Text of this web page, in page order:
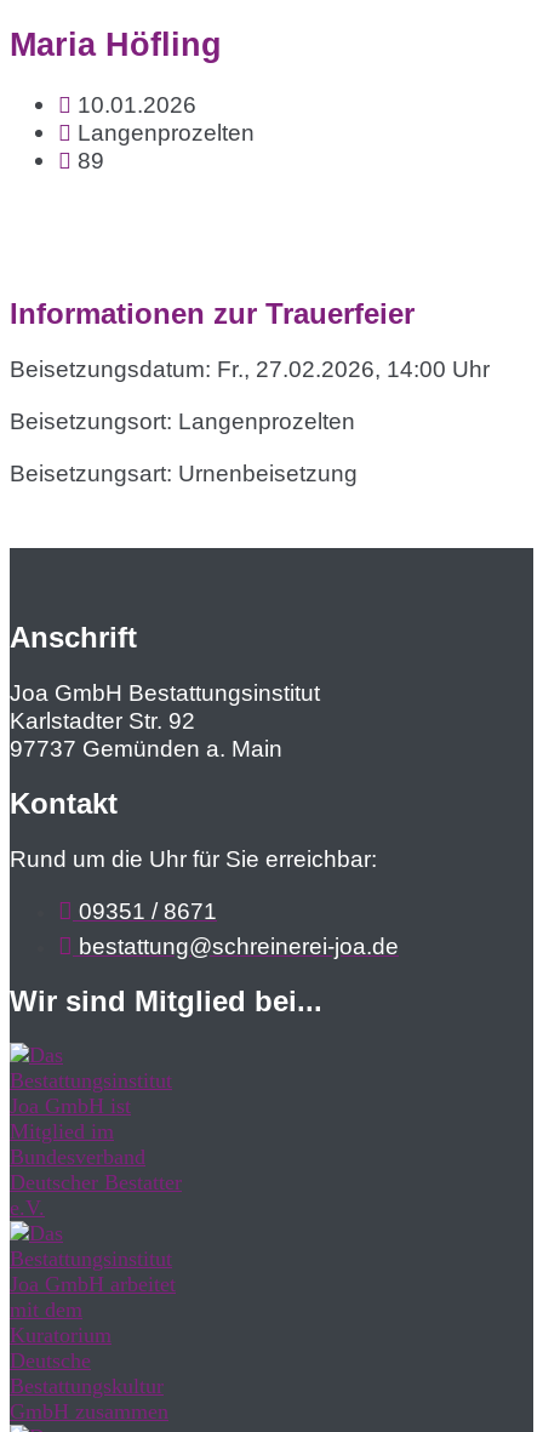
Maria Höfling
10.01.2026
Langenprozelten
89
Informationen zur Trauerfeier
Beisetzungsdatum: Fr., 27.02.2026, 14:00 Uhr
Beisetzungsort: Langenprozelten
Beisetzungsart: Urnenbeisetzung
Anschrift
Joa GmbH Bestattungsinstitut
Karlstadter Str. 92
97737 Gemünden a. Main
Kontakt
Rund um die Uhr für Sie erreichbar:
09351 / 8671
bestattung@schreinerei-joa.de
Wir sind Mitglied bei...